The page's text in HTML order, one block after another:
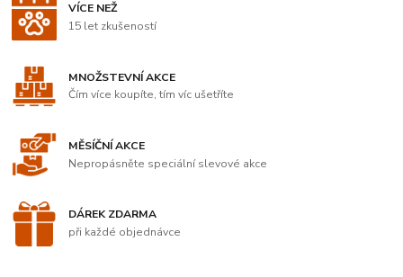
VÍCE NEŽ
15 let zkušeností
MNOŽSTEVNÍ AKCE
Čím více koupíte, tím víc ušetříte
MĚSÍČNÍ AKCE
Nepropásněte speciální slevové akce
DÁREK ZDARMA
při každé objednávce